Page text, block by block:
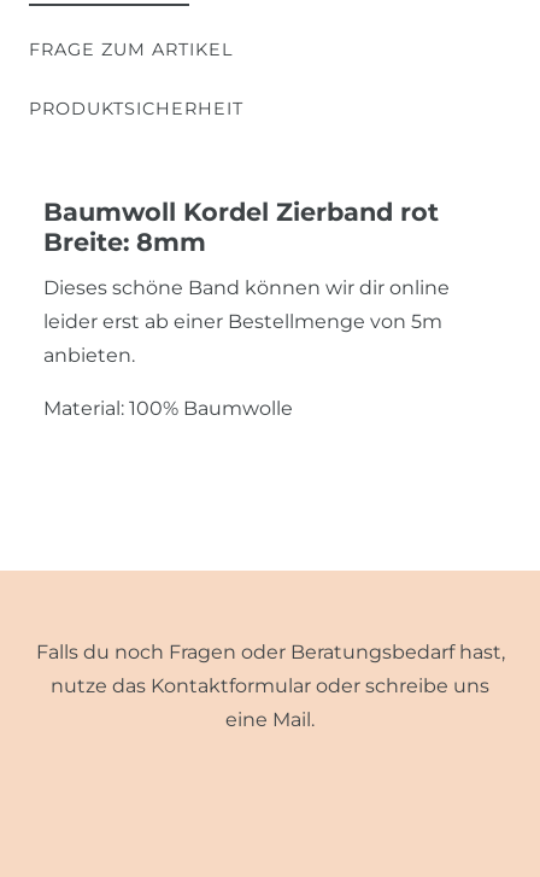
FRAGE ZUM ARTIKEL
PRODUKTSICHERHEIT
Baumwoll Kordel Zierband rot
Breite: 8mm
Dieses schöne Band können wir dir online
leider erst ab einer Bestellmenge von 5m
anbieten.
Material: 100% Baumwolle
Falls du noch Fragen oder Beratungsbedarf hast,
nutze das Kontaktformular oder schreibe uns
eine Mail.